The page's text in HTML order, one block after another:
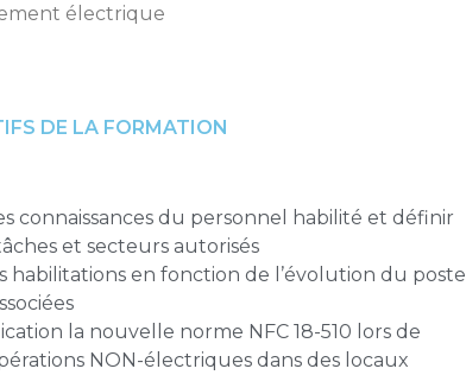
électrique
DE LA FORMATION
connaissances du personnel habilité et définir
et secteurs autorisés
habilitations en fonction de l’évolution du poste
la nouvelle norme NFC 18-510 lors de
NON-électriques dans des locaux